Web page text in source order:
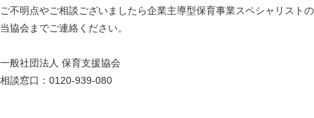
ご不明点やご相談ございましたら企業主導型保育事業スペシャリストの
当協会までご連絡ください。
一般社団法人 保育支援協会
相談窓口：0120-939-080